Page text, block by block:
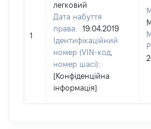
1
легковий
Дата набуття
права:
19.04.2019
Ідентифікаційний
номер (VIN-код,
номер шасі):
[Конфіденційна
інформація]